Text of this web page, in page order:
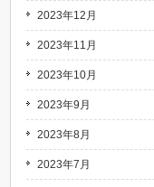
2023年12月
2023年11月
2023年10月
2023年9月
2023年8月
2023年7月